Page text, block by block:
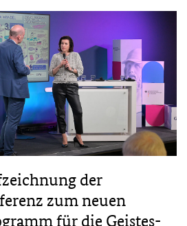
der
zum neuen
für die Geistes-